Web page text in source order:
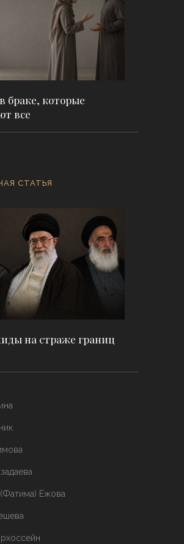
браке, которые
все
СТАТЬЯ
на страже границ
Ежова